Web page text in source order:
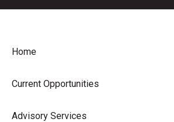
Home
Current Opportunities
Advisory Services